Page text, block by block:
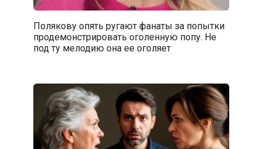
Полякову опять ругают фанаты за попытки
продемонстрировать оголенную попу. Не
под ту мелодию она ее оголяет